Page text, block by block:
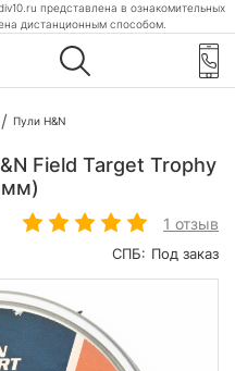
представлена в ознакомительных
дистанционным способом.
Пули H&N
Field Target Trophy
1 отзыв
СПБ: Под заказ